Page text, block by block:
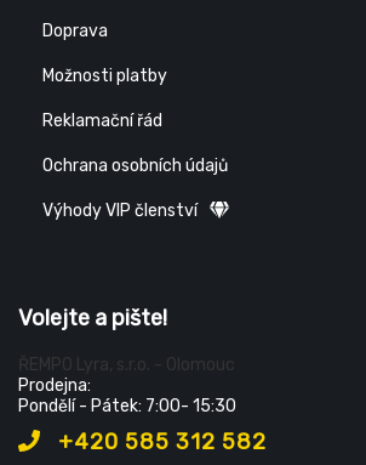
Doprava
Možnosti platby
Reklamační řád
Ochrana osobních údajů
Výhody VIP členství
Volejte a pište!
ŘEMPO Lyra, s.r.o. - Olomouc
Prodejna:
Pondělí - Pátek: 7:00- 15:30
+420 585 312 582